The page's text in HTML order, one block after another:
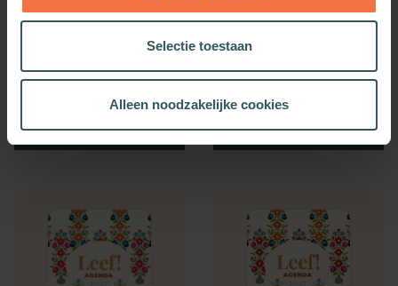
Selectie toestaan
Alleen noodzakelijke cookies
Bijbelse Dagkalender
Meer informatie
Kerkenwerkagenda 2027
Meer informatie